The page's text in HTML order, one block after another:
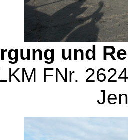
und
FNr.